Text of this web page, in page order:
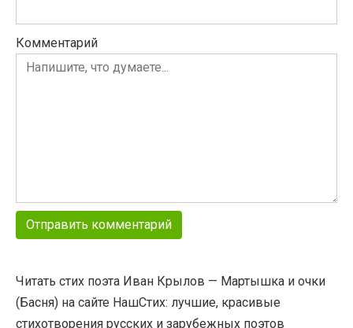
Комментарий
Читать стих поэта Иван Крылов — Мартышка и очки
(Басня) на сайте НашСтих: лучшие, красивые
стихотворения русских и зарубежных поэтов